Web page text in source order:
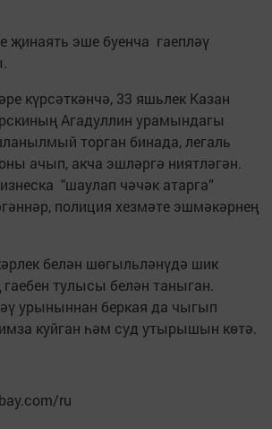
җинаять эше буенча гаепләү
күрсәткәнчә, 33 яшьлек Казан
Агадуллин урамындагы
торган бинада, легаль
ачып, акча эшләргә ниятләгән.
"шаулап чәчәк атарга”
полиция хезмәте эшмәкәрнең
белән шөгыльләнүдә шик
тулысы белән таныган.
урыныннан беркая да чыгып
куйган һәм суд утырышын көтә.
ru